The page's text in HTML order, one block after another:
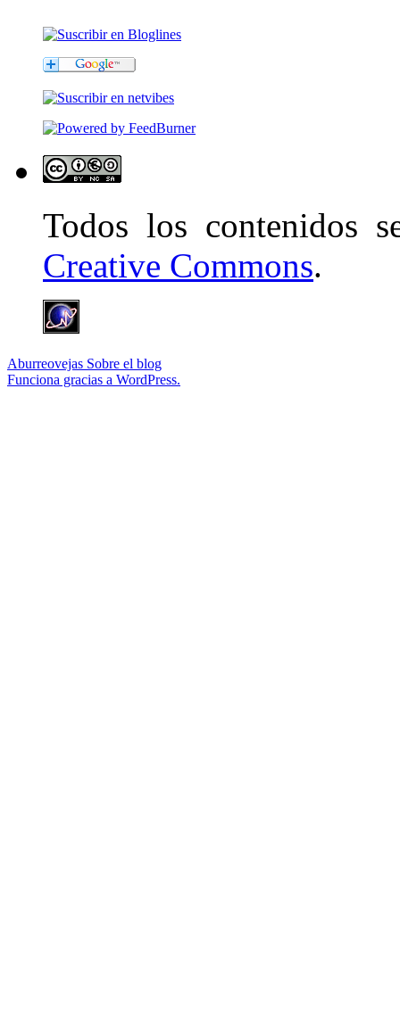
Todos los contenidos
Creative Commons.
Aburreovejas Sobre el blog
Funciona gracias a WordPress.